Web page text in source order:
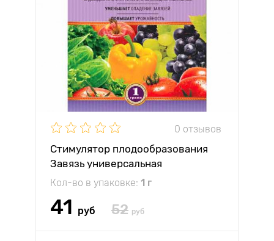
0 отзывов
Стимулятор плодообразования
Завязь универсальная
Кол-во в упаковке: 1 г
41 руб 52 руб